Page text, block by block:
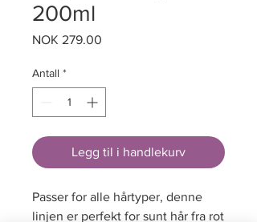
200ml
NOK 279.00
Antall *
Legg til i handlekurv
Passer for alle hårtyper, denne
linjen er perfekt for sunt hår fra rot